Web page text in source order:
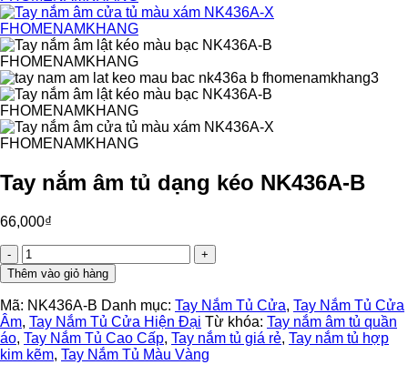
Tay nắm âm tủ dạng kéo NK436A-B
66,000₫
Tay
nắm
âm
tủ
dạng
kéo
NK436A-
B
Thêm vào giỏ hàng
Mã: NK436A-B Danh mục: Tay Nắm Tủ Cửa, Tay Nắm Tủ Cửa
Âm, Tay Nắm Tủ Cửa Hiện Đại Từ khóa: Tay nắm âm tủ quần
áo, Tay Nắm Tủ Cao Cấp, Tay nắm tủ giá rẻ, Tay nắm tủ hợp
kim kẽm, Tay Nắm Tủ Màu Vàng